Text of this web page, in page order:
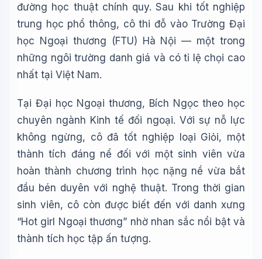
đường học thuật chính quy. Sau khi tốt nghiệp
trung học phổ thông, cô thi đỗ vào Trường Đại
học Ngoại thương (FTU) Hà Nội — một trong
những ngôi trường danh giá và có tỉ lệ chọi cao
nhất tại Việt Nam.
Tại Đại học Ngoại thương, Bích Ngọc theo học
chuyên ngành Kinh tế đối ngoại. Với sự nỗ lực
không ngừng, cô đã tốt nghiệp loại Giỏi, một
thành tích đáng nể đối với một sinh viên vừa
hoàn thành chương trình học nặng nề vừa bắt
đầu bén duyên với nghệ thuật. Trong thời gian
sinh viên, cô còn được biết đến với danh xưng
“Hot girl Ngoại thương” nhờ nhan sắc nổi bật và
thành tích học tập ấn tượng.
🪐 Sao Mộc là gì?
📚 Lịch sử Việt Nam
🔬 Albert Einstein